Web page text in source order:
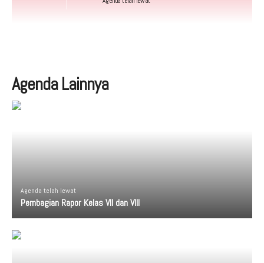
Agenda Lainnya
Agenda telah lewat
Pembagian Rapor Kelas VII dan VIII